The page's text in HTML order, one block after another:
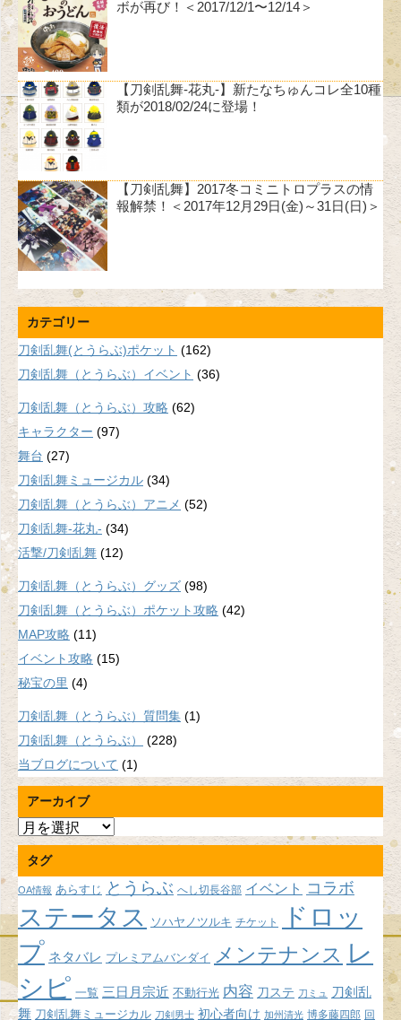
ボが再び！＜2017/12/1〜12/14＞
【刀剣乱舞-花丸-】新たなちゅんコレ全10種
類が2018/02/24に登場！
【刀剣乱舞】2017冬コミニトロプラスの情
報解禁！＜2017年12月29日(金)～31日(日)＞
カテゴリー
刀剣乱舞(とうらぶ)ポケット (162)
刀剣乱舞（とうらぶ）イベント (36)
刀剣乱舞（とうらぶ）攻略 (62)
キャラクター (97)
舞台 (27)
刀剣乱舞ミュージカル (34)
刀剣乱舞（とうらぶ）アニメ (52)
刀剣乱舞-花丸- (34)
活撃/刀剣乱舞 (12)
刀剣乱舞（とうらぶ）グッズ (98)
刀剣乱舞（とうらぶ）ポケット攻略 (42)
MAP攻略 (11)
イベント攻略 (15)
秘宝の里 (4)
刀剣乱舞（とうらぶ）質問集 (1)
刀剣乱舞（とうらぶ）
(228)
当ブログについて (1)
アーカイブ
ア
ー
カ
イ
ブ
タグ
OA情報 あらすじ とうらぶ へし切長谷部 イベント コラボ
ステータス ソハヤノツルキ チケット
ドロッ
プ ネタバレ プレミアムバンダイ メンテナンス レ
シピ 一覧 三日月宗近 不動行光 内容 刀ステ 刀ミュ
刀剣乱
舞 刀剣乱舞ミュージカル 刀剣男士 初心者向け 加州清光 博多藤四郎 回